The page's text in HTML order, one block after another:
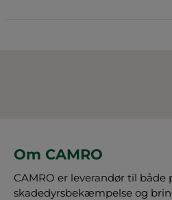
Om CAMRO
CAMRO er leverandør til både
skadedyrsbekæmpelse og